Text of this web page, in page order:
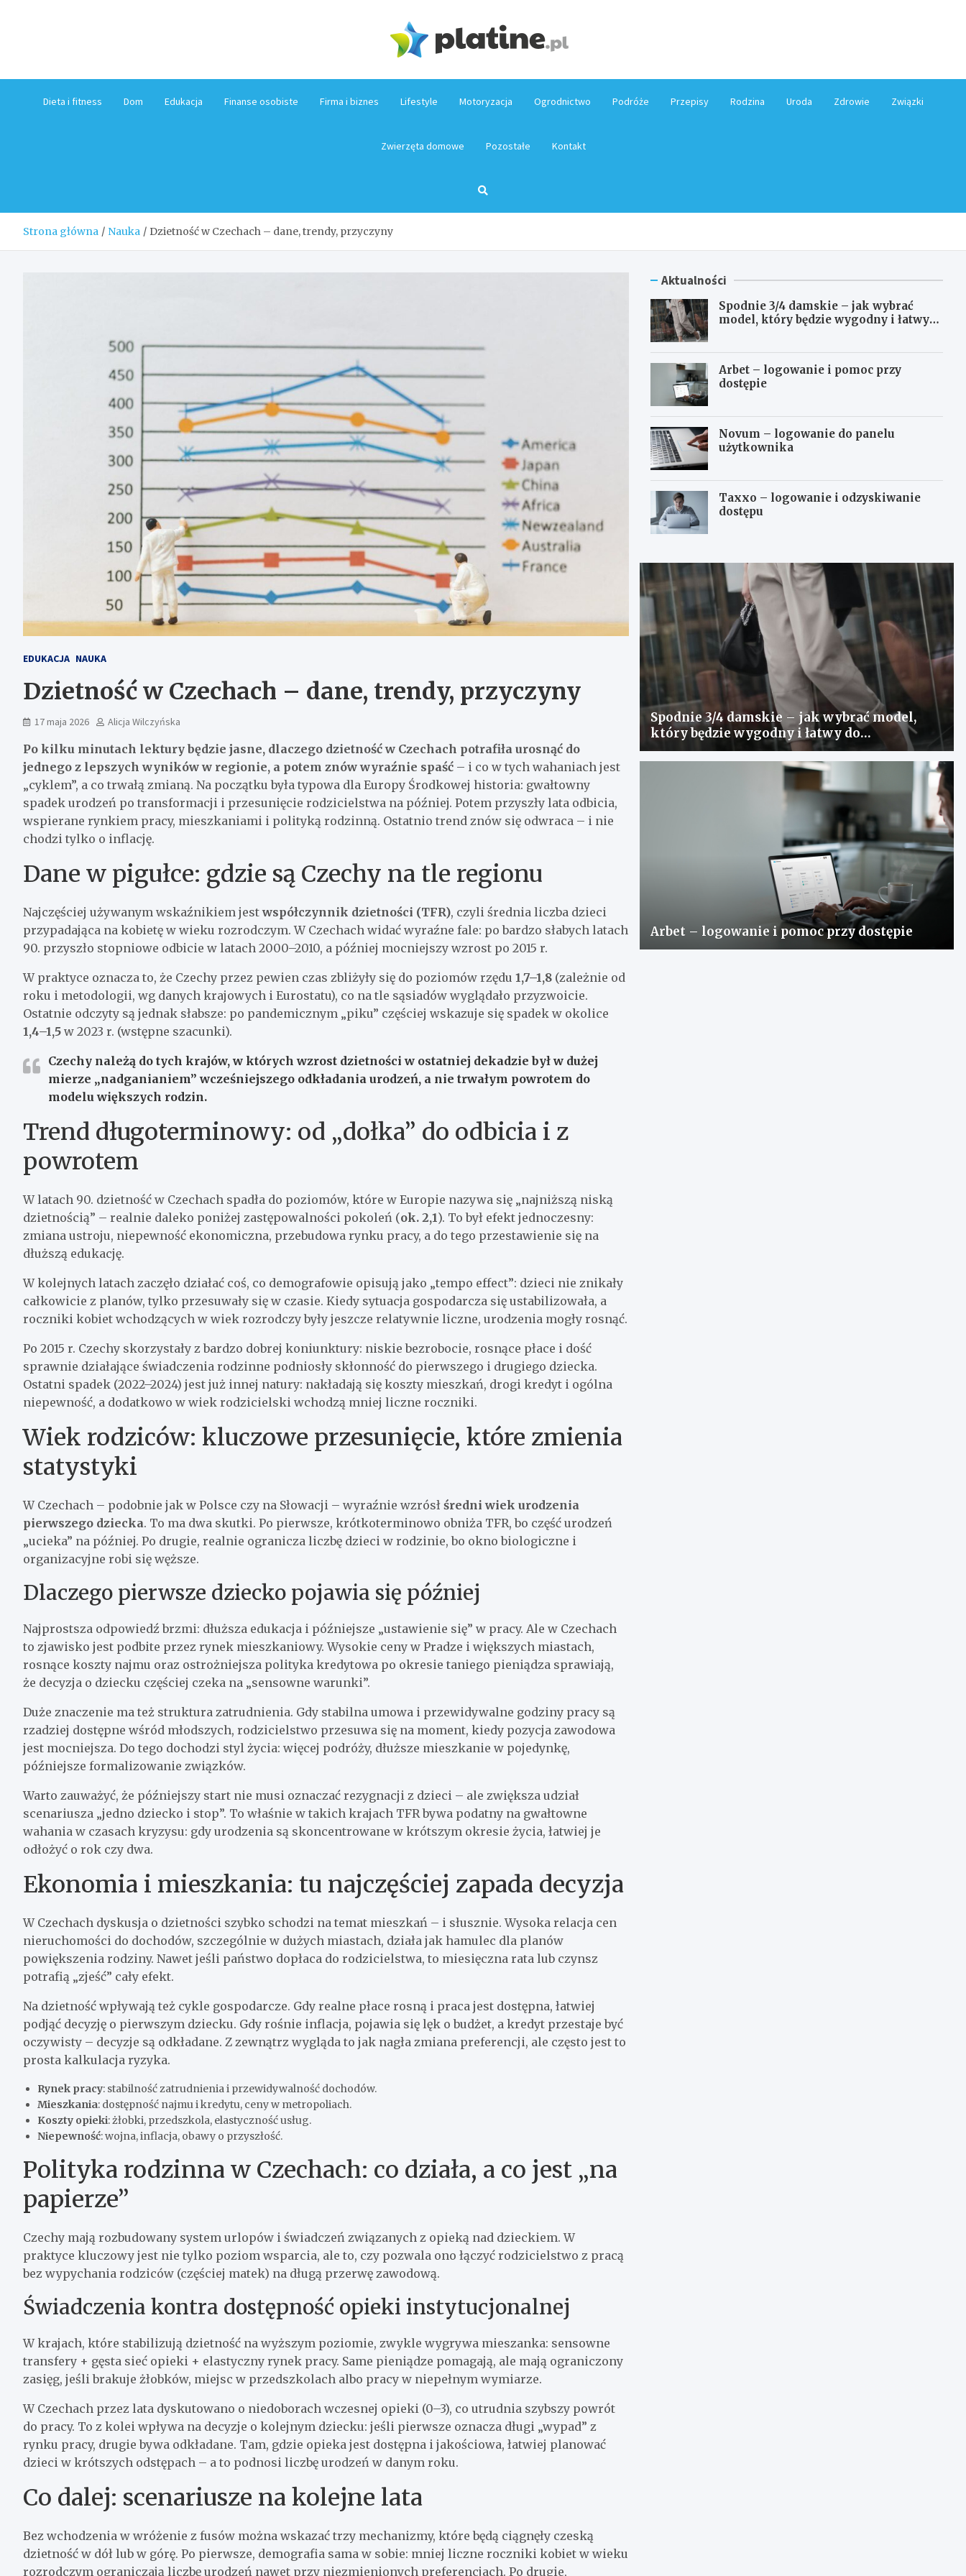
Dieta i fitness Dom Edukacja Finanse osobiste Firma i biznes Lifestyle Motoryzacja Ogrodnictwo Podróże Przepisy Rodzina Uroda Zdrowie Związki
Zwierzęta domowe Pozostałe Kontakt
Strona główna Nauka Dzietność w Czechach – dane, trendy, przyczyny
EDUKACJA NAUKA
Dzietność w Czechach – dane, trendy, przyczyny
17 maja 2026 Alicja Wilczyńska
Po kilku minutach lektury będzie jasne, dlaczego dzietność w Czechach potrafiła urosnąć do
jednego z lepszych wyników w regionie, a potem znów wyraźnie spaść – i co w tych wahaniach jest
„cyklem”, a co trwałą zmianą. Na początku była typowa dla Europy Środkowej historia: gwałtowny
spadek urodzeń po transformacji i przesunięcie rodzicielstwa na później. Potem przyszły lata odbicia,
wspierane rynkiem pracy, mieszkaniami i polityką rodzinną. Ostatnio trend znów się odwraca – i nie
chodzi tylko o inflację.
Dane w pigułce: gdzie są Czechy na tle regionu
Najczęściej używanym wskaźnikiem jestwspółczynnik dzietności (TFR), czyli średnia liczba dzieci
przypadająca na kobietę w wieku rozrodczym. W Czechach widać wyraźne fale: po bardzo słabych latach
90. przyszło stopniowe odbicie w latach 2000–2010, a później mocniejszy wzrost po 2015 r.
W praktyce oznacza to, że Czechy przez pewien czas zbliżyły się do poziomów rzędu 1,7–1,8 (zależnie od
roku i metodologii, wg danych krajowych i Eurostatu), co na tle sąsiadów wyglądało przyzwoicie.
Ostatnie odczyty są jednak słabsze: po pandemicznym „piku” częściej wskazuje się spadek w okolice
1,4–1,5 w 2023 r. (wstępne szacunki).
Czechy należą do tych krajów, w których wzrost dzietności w ostatniej dekadzie był w dużej
mierze „nadganianiem” wcześniejszego odkładania urodzeń, a nie trwałym powrotem do
modelu większych rodzin.
Trend długoterminowy: od „dołka” do odbicia i z
powrotem
W latach 90. dzietność w Czechach spadła do poziomów, które w Europie nazywa się „najniższą niską
dzietnością” – realnie daleko poniżej zastępowalności pokoleń (ok. 2,1). To był efekt jednoczesny:
zmiana ustroju, niepewność ekonomiczna, przebudowa rynku pracy, a do tego przestawienie się na
dłuższą edukację.
W kolejnych latach zaczęło działać coś, co demografowie opisują jako „tempo effect”: dzieci nie znikały
całkowicie z planów, tylko przesuwały się w czasie. Kiedy sytuacja gospodarcza się ustabilizowała, a
roczniki kobiet wchodzących w wiek rozrodczy były jeszcze relatywnie liczne, urodzenia mogły rosnąć.
Po 2015 r. Czechy skorzystały z bardzo dobrej koniunktury: niskie bezrobocie, rosnące płace i dość
sprawnie działające świadczenia rodzinne podniosły skłonność do pierwszego i drugiego dziecka.
Ostatni spadek (2022–2024) jest już innej natury: nakładają się koszty mieszkań, drogi kredyt i ogólna
niepewność, a dodatkowo w wiek rodzicielski wchodzą mniej liczne roczniki.
Wiek rodziców: kluczowe przesunięcie, które zmienia
statystyki
W Czechach – podobnie jak w Polsce czy na Słowacji – wyraźnie wzrósł średni wiek urodzenia
pierwszego dziecka. To ma dwa skutki. Po pierwsze, krótkoterminowo obniża TFR, bo część urodzeń
„ucieka” na później. Po drugie, realnie ogranicza liczbę dzieci w rodzinie, bo okno biologiczne i
organizacyjne robi się węższe.
Dlaczego pierwsze dziecko pojawia się później
Najprostsza odpowiedź brzmi: dłuższa edukacja i późniejsze „ustawienie się” w pracy. Ale w Czechach
to zjawisko jest podbite przez rynek mieszkaniowy. Wysokie ceny w Pradze i większych miastach,
rosnące koszty najmu oraz ostrożniejsza polityka kredytowa po okresie taniego pieniądza sprawiają,
że decyzja o dziecku częściej czeka na „sensowne warunki”.
Duże znaczenie ma też struktura zatrudnienia. Gdy stabilna umowa i przewidywalne godziny pracy są
rzadziej dostępne wśród młodszych, rodzicielstwo przesuwa się na moment, kiedy pozycja zawodowa
jest mocniejsza. Do tego dochodzi styl życia: więcej podróży, dłuższe mieszkanie w pojedynkę,
późniejsze formalizowanie związków.
Warto zauważyć, że późniejszy start nie musi oznaczać rezygnacji z dzieci – ale zwiększa udział
scenariusza „jedno dziecko i stop”. To właśnie w takich krajach TFR bywa podatny na gwałtowne
wahania w czasach kryzysu: gdy urodzenia są skoncentrowane w krótszym okresie życia, łatwiej je
odłożyć o rok czy dwa.
Ekonomia i mieszkania: tu najczęściej zapada decyzja
W Czechach dyskusja o dzietności szybko schodzi na temat mieszkań – i słusznie. Wysoka relacja cen
nieruchomości do dochodów, szczególnie w dużych miastach, działa jak hamulec dla planów
powiększenia rodziny. Nawet jeśli państwo dopłaca do rodzicielstwa, to miesięczna rata lub czynsz
potrafią „zjeść” cały efekt.
Na dzietność wpływają też cykle gospodarcze. Gdy realne płace rosną i praca jest dostępna, łatwiej
podjąć decyzję o pierwszym dziecku. Gdy rośnie inflacja, pojawia się lęk o budżet, a kredyt przestaje być
oczywisty – decyzje są odkładane. Z zewnątrz wygląda to jak nagła zmiana preferencji, ale często jest to
prosta kalkulacja ryzyka.
Rynek pracy: stabilność zatrudnienia i przewidywalność dochodów.
Mieszkania: dostępność najmu i kredytu, ceny w metropoliach.
Koszty opieki: żłobki, przedszkola, elastyczność usług.
Niepewność: wojna, inflacja, obawy o przyszłość.
Polityka rodzinna w Czechach: co działa, a co jest „na
papierze”
Czechy mają rozbudowany system urlopów i świadczeń związanych z opieką nad dzieckiem. W
praktyce kluczowy jest nie tylko poziom wsparcia, ale to, czy pozwala ono łączyć rodzicielstwo z pracą
bez wypychania rodziców (częściej matek) na długą przerwę zawodową.
Świadczenia kontra dostępność opieki instytucjonalnej
W krajach, które stabilizują dzietność na wyższym poziomie, zwykle wygrywa mieszanka: sensowne
transfery + gęsta sieć opieki + elastyczny rynek pracy. Same pieniądze pomagają, ale mają ograniczony
zasięg, jeśli brakuje żłobków, miejsc w przedszkolach albo pracy w niepełnym wymiarze.
W Czechach przez lata dyskutowano o niedoborach wczesnej opieki (0–3), co utrudnia szybszy powrót
do pracy. To z kolei wpływa na decyzje o kolejnym dziecku: jeśli pierwsze oznacza długi „wypad” z
rynku pracy, drugie bywa odkładane. Tam, gdzie opieka jest dostępna i jakościowa, łatwiej planować
dzieci w krótszych odstępach – a to podnosi liczbę urodzeń w danym roku.
Co dalej: scenariusze na kolejne lata
Bez wchodzenia w wróżenie z fusów można wskazać trzy mechanizmy, które będą ciągnęły czeską
dzietność w dół lub w górę. Po pierwsze, demografia sama w sobie: mniej liczne roczniki kobiet w wieku
rozrodczym ograniczają liczbę urodzeń nawet przy niezmienionych preferencjach. Po drugie,
Aktualności
Spodnie 3/4 damskie – jak wybrać
model, który będzie wygodny i łatwy
Arbet – logowanie i pomoc przy
dostępie
Novum – logowanie do panelu
użytkownika
Taxxo – logowanie i odzyskiwanie
dostępu
Spodnie 3/4 damskie – jak wybrać model,
który będzie wygodny i łatwy do
stylizowania?
Arbet – logowanie i pomoc przy dostępie